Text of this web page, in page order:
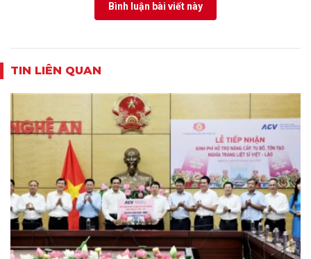
Bình luận bài viết này
TIN LIÊN QUAN